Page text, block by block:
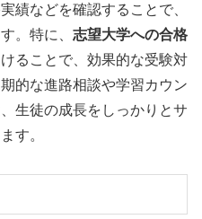
績などを確認することで、
。特に、 志望大学への合格
ることで、効果的な受験対
的な進路相談や学習カウン
生徒の成長をしっかりとサ
す。